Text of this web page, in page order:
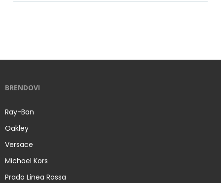
BRENDOVI
Ray-Ban
Oakley
Versace
Michael Kors
Prada Linea Rossa